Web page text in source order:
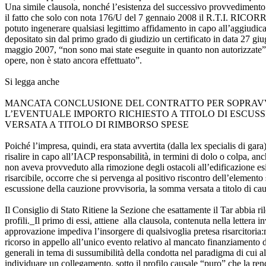
Una simile clausola, nonché l’esistenza del successivo
il fatto che solo con nota 176/U del 7 gennaio 2008 il R.T.I.
potuto ingenerare qualsiasi legittimo affidamento in capo
depositato sin dal primo grado di giudizio un certificato in data 27
maggio 2007, “non sono mai state eseguite in quanto non
opere, non è stato ancora effettuato”.
Si legga anche
MANCATA CONCLUSIONE DEL CONTRATTO PER
L’EVENTUALE IMPORTO RICHIESTO A TITOLO DI
VERSATA A TITOLO DI RIMBORSO SPESE
Poiché l’impresa, quindi, era stata avvertita (dalla lex specialis di
risalire in capo all’IACP responsabilità, in termini di dolo o colpa,
non aveva provveduto alla rimozione degli ostacoli all’edificazione
risarcibile, occorre che si pervenga al positivo riscontro
escussione della cauzione provvisoria, la somma versata a titolo di
Il Consiglio di Stato Ritiene la Sezione che esattamente il Tar abbia
profili._Il primo di essi, attiene alla clausola, contenuta nella lettera
approvazione impediva l’insorgere di qualsivoglia pretesa
ricorso in appello all’unico evento relativo al mancato finanziamento
generali in tema di sussumibilità della condotta nel paradigma di cui
individuare un collegamento, sotto il profilo causale “puro” che la